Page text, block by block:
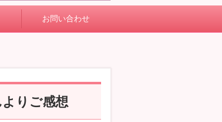
お問い合わせ
りご感想